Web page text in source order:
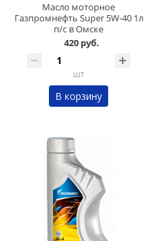
Масло моторное
Газпромнефть Super 5W-40 1л
п/с в Омске
420 руб.
шт
В корзину